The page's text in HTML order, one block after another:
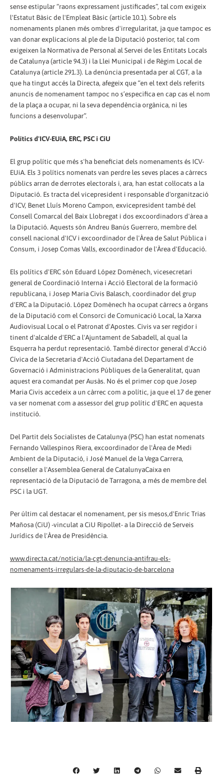
sense estipular “raons expressament justificades”, tal com exigeix
l'Estatut Bàsic de l'Empleat Bàsic (article 10.1). Sobre els
nomenaments planen més ombres d'irregularitat, ja que tampoc es
van donar explicacions al ple de la Diputació posterior, tal com
exigeixen la Normativa de Personal al Servei de les Entitats Locals
de Catalunya (article 94.3) i la Llei Municipal i de Règim Local de
Catalunya (article 291.3). La denúncia presentada per al CGT, a la
que ha tingut accés la Directa, afegeix que “en el text dels referits
anuncis de nomenament tampoc no s’especifica en cap cas el nom
de la plaça a ocupar, ni la seva dependència orgànica, ni les
funcions a desenvolupar”.
Polítics d'ICV-EUiA, ERC, PSC i CiU
El grup polític que més s'ha beneficiat dels nomenaments és ICV-
EUiA. Els 3 polítics nomenats van perdre les seves places a càrrecs
públics arran de derrotes electorals i, ara, han estat col·locats a la
Diputació. Es tracta del vicepresident i responsable d'organització
d'ICV, Benet Lluís Moreno Campon, exvicepresident també del
Consell Comarcal del Baix Llobregat i dos excoordinadors d'àrea a
la Diputació. Aquests són Andreu Banús Guerrero, membre del
consell nacional d'ICV i excoordinador de l'Àrea de Salut Pública i
Consum, i Josep Comas Valls, excoordinador de l'Àrea d'Educació.
Els polítics d'ERC són Eduard López Domènech, vicesecretari
general de Coordinació Interna i Acció Electoral de la formació
republicana, i Josep Maria Civis Balasch, coordinador del grup
d'ERC a la Diputació. López Domènech ha ocupat càrrecs a òrgans
de la Diputació com el Consorci de Comunicació Local, la Xarxa
Audiovisual Local o el Patronat d'Apostes. Civis va ser regidor i
tinent d'alcalde d'ERC a l'Ajuntament de Sabadell, al qual la
Esquerra ha perdut representació. També director general d'Acció
Cívica de la Secretaria d'Acció Ciutadana del Departament de
Governació i Administracions Públiques de la Generalitat, quan
aquest era comandat per Ausàs. No és el primer cop que Josep
Maria Civis accedeix a un càrrec com a polític, ja que el 17 de gener
va ser nomenat com a assessor del grup polític d'ERC en aquesta
institució.
Del Partit dels Socialistes de Catalunya (PSC) han estat nomenats
Fernando Vallespinos Riera, excoordinador de l'Àrea de Medi
Ambient de la Diputació, i José Manuel de la Vega Carrera,
conseller a l'Assemblea General de CatalunyaCaixa en
representació de la Diputació de Tarragona, a més de membre del
PSC i la UGT.
Per últim cal destacar el nomenament, per sis mesos,d'Enric Trias
Mañosa (CiU) -vinculat a CiU Ripollet- a la Direcció de Serveis
Jurídics de l'Àrea de Presidència.
www.directa.cat/noticia/la-cgt-denuncia-antifrau-els-
nomenaments-irregulars-de-la-diputacio-de-barcelona